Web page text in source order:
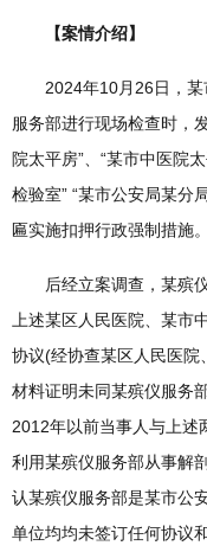
【案情介绍】
2024年10月26日，某
服务部进行现场检查时，
院太平房”、“某市中医院
检验室” “某市公安局某分
匾实施扣押行政强制措施。
后经立案调查，某殡仪
上述某区人民医院、某市
协议(经协查某区人民医院
材料证明未同某殡仪服务
2012年以前当事人与上述
利用某殡仪服务部从事解
认某殡仪服务部是某市公
单位均均未签订任何协议